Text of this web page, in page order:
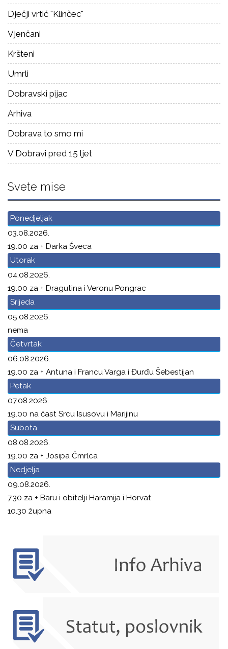
Dječji vrtić "Klinčec"
Vjenčani
Kršteni
Umrli
Dobravski pijac
Arhiva
Dobrava to smo mi
V Dobravi pred 15 ljet
Svete mise
Ponedjeljak
03.08.2026.
19.00 za + Darka Šveca
Utorak
04.08.2026.
19.00 za + Dragutina i Veronu Pongrac
Srijeda
05.08.2026.
nema
Četvrtak
06.08.2026.
19.00 za + Antuna i Francu Varga i Đurđu Šebestijan
Petak
07.08.2026.
19.00 na čast Srcu Isusovu i Marijinu
Subota
08.08.2026.
19.00 za + Josipa Čmrlca
Nedjelja
09.08.2026.
7.30 za + Baru i obitelji Haramija i Horvat
10.30 župna